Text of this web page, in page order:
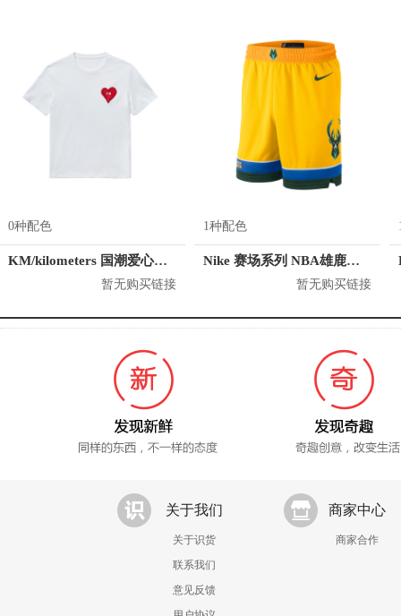
0种配色
KM/kilometers 国潮爱心短袖T恤 M2X2108466
暂无购买链接
1种配色
Nike 赛场系列 NBA雄鹿队篮球短裤 912123
暂无购买链接
关于我们
关于识货
联系我们
意见反馈
商家中心
商家合作